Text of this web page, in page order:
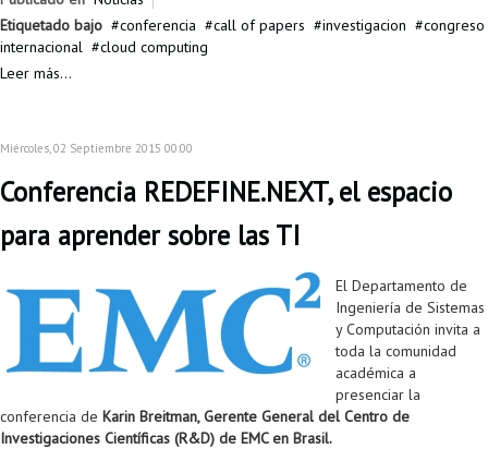
Etiquetado bajo
conferencia call of papers investigacion
congreso
internacional
cloud computing
Leer más...
Miércoles, 02 Septiembre 2015 00:00
Conferencia REDEFINE.NEXT, el espacio
para aprender sobre las TI
El Departamento de
Ingeniería de Sistemas
y Computación invita a
toda la comunidad
académica a
presenciar la
conferencia de Karin Breitman, Gerente General del Centro de
Investigaciones Científicas (R&D) de EMC en Brasil.